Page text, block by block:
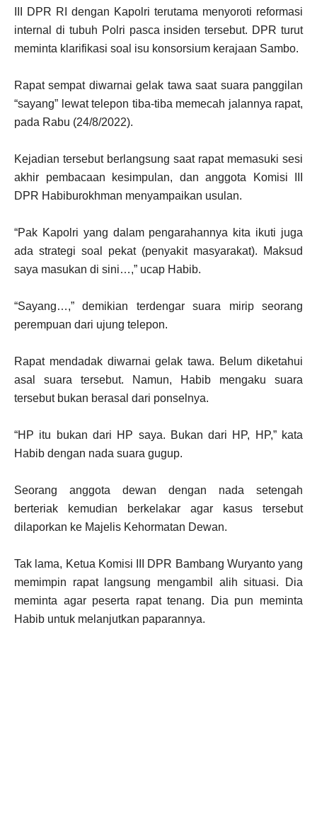
III DPR RI dengan Kapolri terutama menyoroti reformasi
internal di tubuh Polri pasca insiden tersebut. DPR turut
meminta klarifikasi soal isu konsorsium kerajaan Sambo.
Rapat sempat diwarnai gelak tawa saat suara panggilan
“sayang” lewat telepon tiba-tiba memecah jalannya rapat,
pada Rabu (24/8/2022).
Kejadian tersebut berlangsung saat rapat memasuki sesi
akhir pembacaan kesimpulan, dan anggota Komisi III
DPR Habiburokhman menyampaikan usulan.
“Pak Kapolri yang dalam pengarahannya kita ikuti juga
ada strategi soal pekat (penyakit masyarakat). Maksud
saya masukan di sini…,” ucap Habib.
“Sayang…,” demikian terdengar suara mirip seorang
perempuan dari ujung telepon.
Rapat mendadak diwarnai gelak tawa. Belum diketahui
asal suara tersebut. Namun, Habib mengaku suara
tersebut bukan berasal dari ponselnya.
“HP itu bukan dari HP saya. Bukan dari HP, HP,” kata
Habib dengan nada suara gugup.
Seorang anggota dewan dengan nada setengah
berteriak kemudian berkelakar agar kasus tersebut
dilaporkan ke Majelis Kehormatan Dewan.
Tak lama, Ketua Komisi III DPR Bambang Wuryanto yang
memimpin rapat langsung mengambil alih situasi. Dia
meminta agar peserta rapat tenang. Dia pun meminta
Habib untuk melanjutkan paparannya.